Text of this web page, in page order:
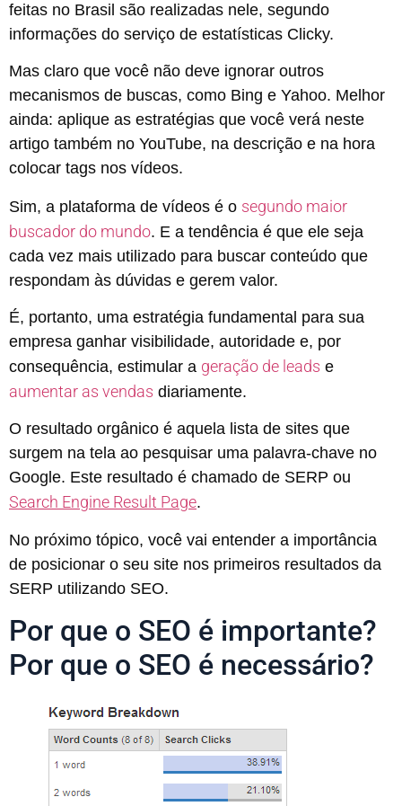
feitas no Brasil são realizadas nele, segundo
informações do serviço de estatísticas Clicky.
Mas claro que você não deve ignorar outros
mecanismos de buscas, como Bing e Yahoo. Melhor
ainda: aplique as estratégias que você verá neste
artigo também no YouTube, na descrição e na hora
colocar tags nos vídeos.
Sim, a plataforma de vídeos é o segundo maior
buscador do mundo. E a tendência é que ele seja
cada vez mais utilizado para buscar conteúdo que
respondam às dúvidas e gerem valor.
É, portanto, uma estratégia fundamental para sua
empresa ganhar visibilidade, autoridade e, por
consequência, estimular a geração de leads e
aumentar as vendas diariamente.
O resultado orgânico é aquela lista de sites que
surgem na tela ao pesquisar uma palavra-chave no
Google. Este resultado é chamado de SERP ou
Search Engine Result Page.
No próximo tópico, você vai entender a importância
de posicionar o seu site nos primeiros resultados da
SERP utilizando SEO.
Por que o SEO é importante?
Por que o SEO é necessário?